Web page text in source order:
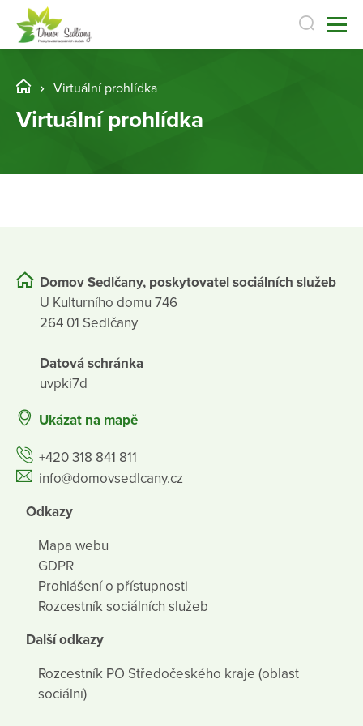
Virtuální prohlídka
Virtuální prohlídka
Domov Sedlčany, poskytovatel sociálních služeb
U Kulturního domu 746
264 01 Sedlčany
Datová schránka
uvpki7d
Ukázat na mapě
+420 318 841 811
info@domovsedlcany.cz
Odkazy
Mapa webu
GDPR
Prohlášení o přístupnosti
Rozcestník sociálních služeb
Další odkazy
Rozcestník PO Středočeského kraje (oblast
sociální)